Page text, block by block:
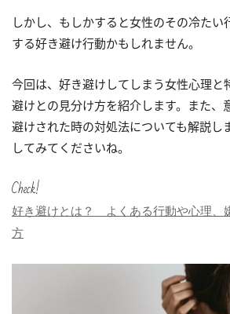
しかし、もしかすると女性のその冷たい
する好き避け行動かもしれません。
今回は、好き避けしてしまう女性心理と
避けとの見分け方を紹介します。また、
避けされた時の対処法についても解説し
してみてくださいね。
Check!
好き避けとは？ よくある行動や心理、
方